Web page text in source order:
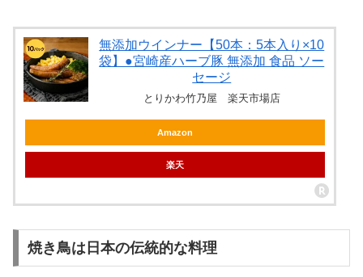
無添加ウインナー【50本：5本入り×10
袋】●宮崎産ハーブ豚 無添加 食品 ソー
セージ
とりかわ竹乃屋 楽天市場店
Amazon
楽天
焼き鳥は日本の伝統的な料理